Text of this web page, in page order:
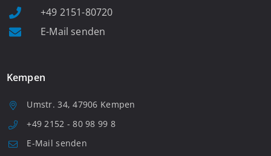
+49 2151-80720
E-Mail senden
Kempen
Umstr. 34, 47906 Kempen
+49 2152 - 80 98 99 8
E-Mail senden